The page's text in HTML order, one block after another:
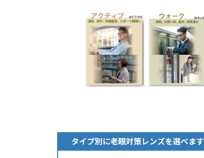
タイプ別に老眼対策レンズを選べます